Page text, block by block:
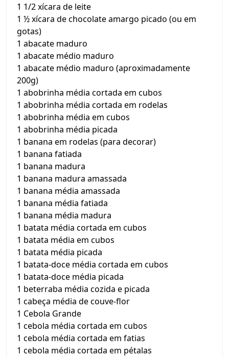
1 1/2 xícara de leite
1 ½ xícara de chocolate amargo picado (ou em
gotas)
1 abacate maduro
1 abacate médio maduro
1 abacate médio maduro (aproximadamente
200g)
1 abobrinha média cortada em cubos
1 abobrinha média cortada em rodelas
1 abobrinha média em cubos
1 abobrinha média picada
1 banana em rodelas (para decorar)
1 banana fatiada
1 banana madura
1 banana madura amassada
1 banana média amassada
1 banana média fatiada
1 banana média madura
1 batata média cortada em cubos
1 batata média em cubos
1 batata média picada
1 batata-doce média cortada em cubos
1 batata-doce média picada
1 beterraba média cozida e picada
1 cabeça média de couve-flor
1 Cebola Grande
1 cebola média cortada em cubos
1 cebola média cortada em fatias
1 cebola média cortada em pétalas